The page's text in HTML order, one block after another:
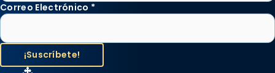
Correo Electrónico *